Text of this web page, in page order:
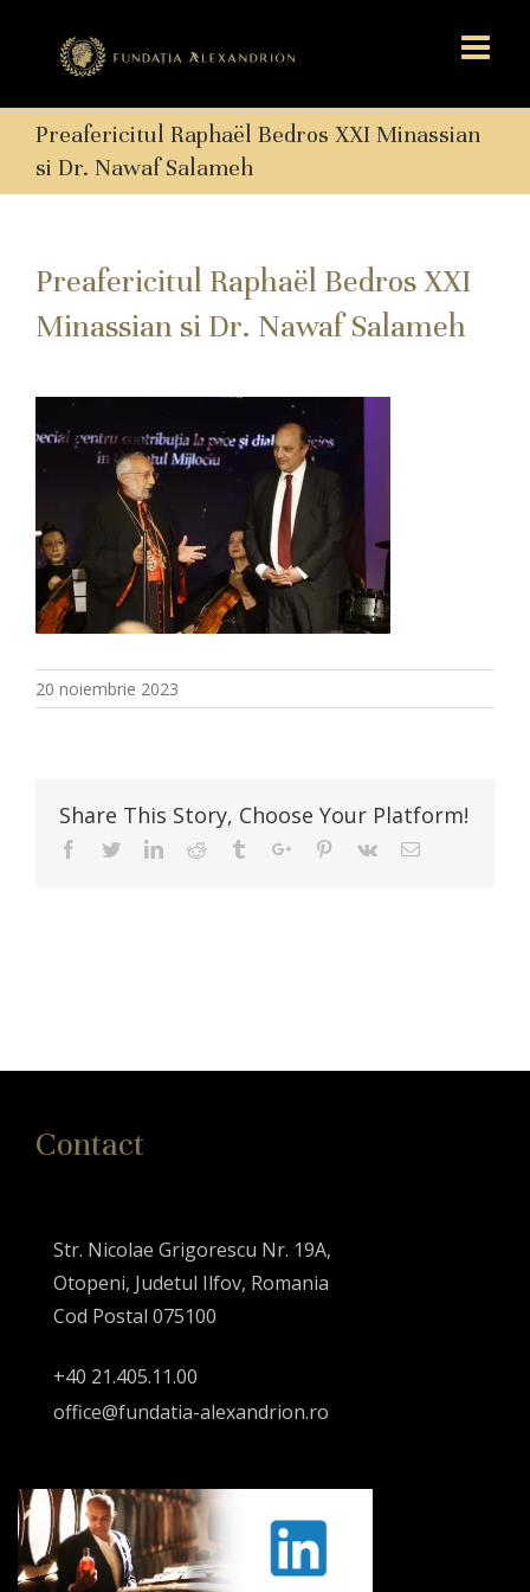
Preafericitul Raphaël Bedros XXI Minassian
si Dr. Nawaf Salameh
Preafericitul Raphaël Bedros XXI
Minassian si Dr. Nawaf Salameh
20 noiembrie 2023
Share This Story, Choose Your Platform!
Facebook
TwitterLinkedinReddit TumblrGoogle+Pinterest
Vk Email
Contact
Str. Nicolae Grigorescu Nr. 19A,
Otopeni, Judetul Ilfov, Romania
Cod Postal 075100
+40 21.405.11.00
office@fundatia-alexandrion.ro